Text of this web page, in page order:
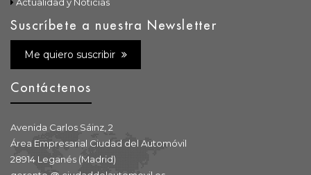
Suscríbete a nuestra Newsletter
Me quiero suscribir
Contáctenos
Avenida Carlos Sáinz, 2
Área Empresarial Ciudad del Automóvil
28914 Leganés (Madrid)